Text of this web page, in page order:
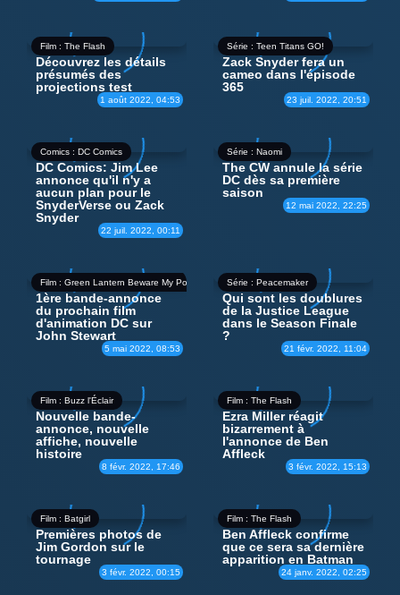
Film : The Flash
1 août 2022, 04:53
Découvrez les détails
présumés des
projections test
Série : Teen Titans GO!
23 juil. 2022, 20:51
Zack Snyder fera un
cameo dans l'épisode
365
Comics : DC Comics
22 juil. 2022, 00:11
DC Comics: Jim Lee
annonce qu'il n'y a
aucun plan pour le
SnyderVerse ou Zack
Snyder
Série : Naomi
12 mai 2022, 22:25
The CW annule la série
DC dès sa première
saison
Film : Green Lantern Beware My Power
5 mai 2022, 08:53
1ère bande-annonce
du prochain film
d'animation DC sur
John Stewart
Série : Peacemaker
21 févr. 2022, 11:04
Qui sont les doublures
de la Justice League
dans le Season Finale
?
Film : Buzz l'Éclair
8 févr. 2022, 17:46
Nouvelle bande-
annonce, nouvelle
affiche, nouvelle
histoire
Film : The Flash
3 févr. 2022, 15:13
Ezra Miller réagit
bizarrement à
l'annonce de Ben
Affleck
Film : Batgirl
3 févr. 2022, 00:15
Premières photos de
Jim Gordon sur le
tournage
Film : The Flash
24 janv. 2022, 02:25
Ben Affleck confirme
que ce sera sa dernière
apparition en Batman